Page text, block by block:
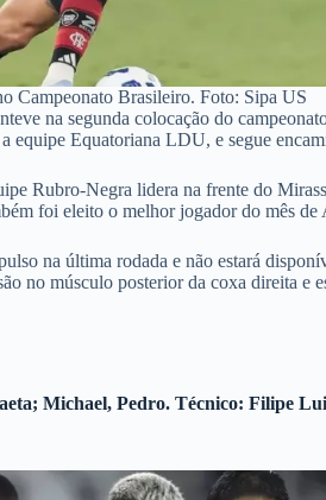
Campeonato Brasileiro. Foto: Sipa US
na segunda colocação do
Equatoriana LDU, e segue
Rubro-Negra lidera na frente do
foi eleito o melhor jogador do mês
na última rodada e não estará
no músculo posterior da coxa direita e
Michael, Pedro. Técnico: Filipe